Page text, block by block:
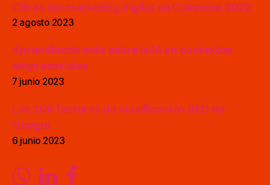
Cifras del marketing digital en Colombia 2022
2 agosto 2023
Aprendiendo más sobre la IA en contextos
empresariales
7 junio 2023
Los 206 factores de clasificación SEO de
Google
6 junio 2023